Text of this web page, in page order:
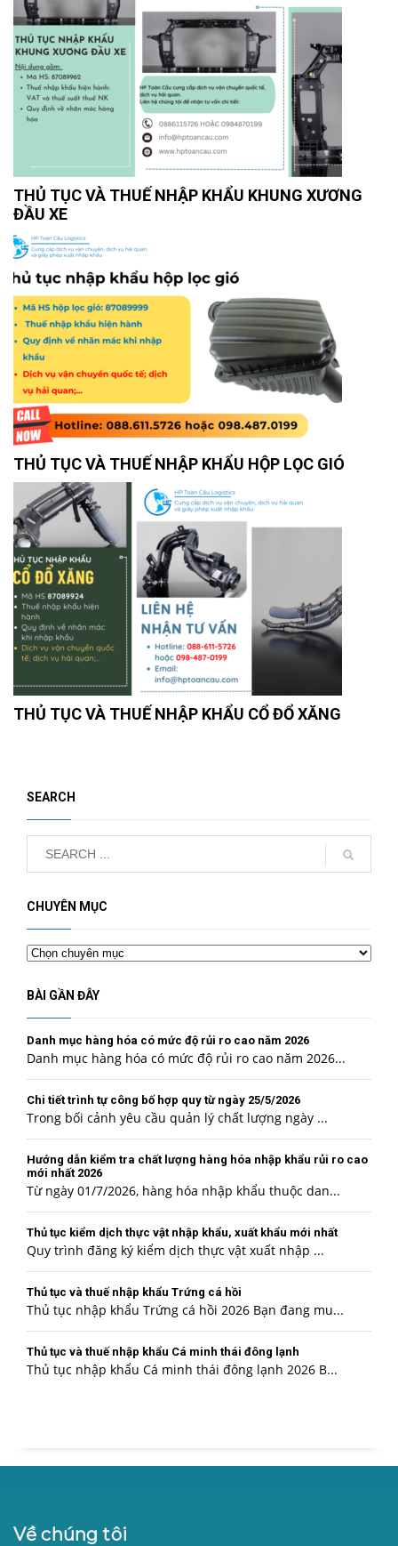
THỦ TỤC VÀ THUẾ NHẬP KHẨU KHUNG XƯƠNG
ĐẦU XE
THỦ TỤC VÀ THUẾ NHẬP KHẨU HỘP LỌC GIÓ
THỦ TỤC VÀ THUẾ NHẬP KHẨU CỔ ĐỔ XĂNG
SEARCH
CHUYÊN MỤC
Chuyên
mục
BÀI GẦN ĐÂY
Danh mục hàng hóa có mức độ rủi ro cao năm 2026
Danh mục hàng hóa có mức độ rủi ro cao năm 2026...
Chi tiết trình tự công bố hợp quy từ ngày 25/5/2026
Trong bối cảnh yêu cầu quản lý chất lượng ngày ...
Hướng dẫn kiểm tra chất lượng hàng hóa nhập khẩu rủi ro cao
mới nhất 2026
Từ ngày 01/7/2026, hàng hóa nhập khẩu thuộc dan...
Thủ tục kiểm dịch thực vật nhập khẩu, xuất khẩu mới nhất
Quy trình đăng ký kiểm dịch thực vật xuất nhập ...
Thủ tục và thuế nhập khẩu Trứng cá hồi
Thủ tục nhập khẩu Trứng cá hồi 2026 Bạn đang mu...
Thủ tục và thuế nhập khẩu Cá minh thái đông lạnh
Thủ tục nhập khẩu Cá minh thái đông lạnh 2026 B...
Về chúng tôi